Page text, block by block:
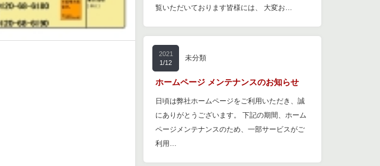
覧いただいております皆様には、 大変お…
2021
1/12
未分類
ホームページ メンテナンスのお知らせ
日頃は弊社ホームページをご利用いただき、誠
にありがとうございます。 下記の期間、ホーム
ページメンテナンスのため、一部サービスがご
利用…